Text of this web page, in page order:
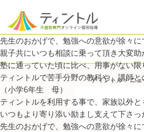
先生のおかげで、勉強への意欲が徐々
親子共にいつも相談に乗って頂き大変
塾に通っていた頃に比べ、用事がない
ティントルで苦手分野の教科や、講師
（小学6年生 母）
ティントルを利用する事で、家族以外
いつもより寄り添い励まし支えて下さ
先生のおかげで、勉強への意欲が徐々
ティントル / ニ